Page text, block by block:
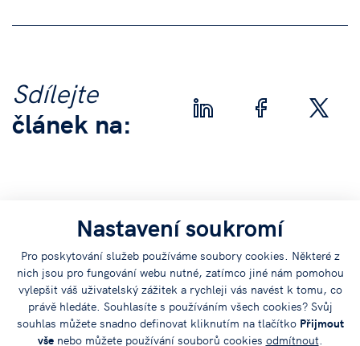
Nastavení soukromí
Pro poskytování služeb používáme soubory cookies. Některé z
nich jsou pro fungování webu nutné, zatímco jiné nám pomohou
vylepšit váš uživatelský zážitek a rychleji vás navést k tomu, co
právě hledáte. Souhlasíte s používáním všech cookies? Svůj
souhlas můžete snadno definovat kliknutím na tlačítko Přijmout
všenebo můžete používání souborů cookies odmítnout.
Sdílejte
článek na:
+420 383 579 111
info@jvtp.cz